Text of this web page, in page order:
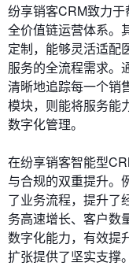
纷享销客CRM致力
全价值链运营体系。
定制，能够灵活适配
服务的全流程需求。
清晰地追踪每一个销
模块，则能将服务能
数字化管理。
在纷享销客智能型
与合规的双重提升。
了业务流程，提升了
务高速增长、客户数
数字化能力，有效提
扩张提供了坚实支撑。